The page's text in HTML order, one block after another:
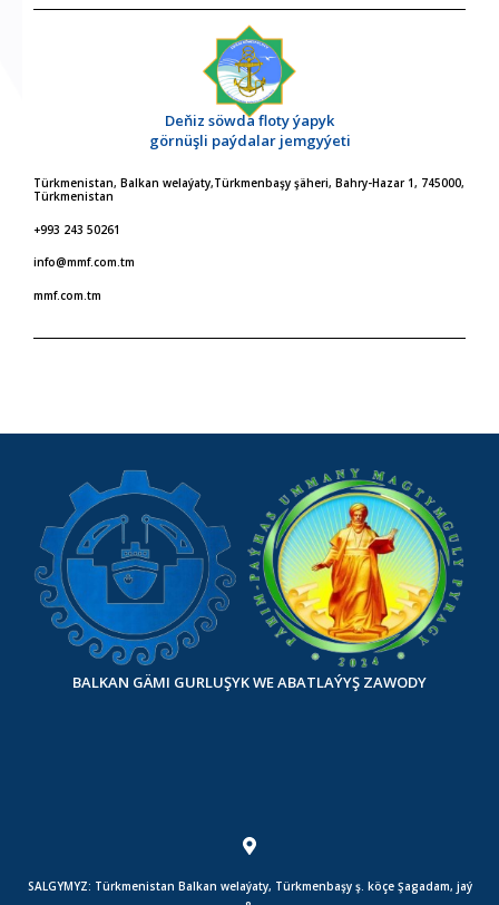
Deňiz söwda floty ýapyk
görnüşli paýdalar jemgyýeti
Türkmenistan, Balkan welaýaty,Türkmenbaşy şäheri, Bahry-Hazar 1, 745000,
Türkmenistan
+993 243 50261
info@mmf.com.tm
mmf.com.tm
BALKAN GÄMI GURLUŞYK WE ABATLAÝYŞ ZAWODY
SALGYMYZ: Türkmenistan Balkan welaýaty, Türkmenbaşy ş. köçe Şagadam, jaý